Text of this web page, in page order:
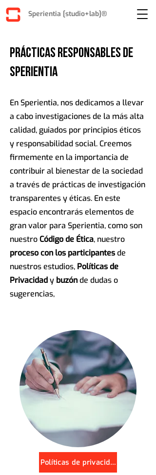
Sperientia [studio+lab]®
prácticas responsables de
sperientia
En Sperientia, nos dedicamos a llevar
a cabo investigaciones de la más alta
calidad, guiados por principios éticos
y responsabilidad social. Creemos
firmemente en la importancia de
contribuir al bienestar de la sociedad
a través de prácticas de investigación
transparentes y éticas. En este
espacio encontrarás elementos de
gran valor para Sperientia, como son
nuestroCódigo de Ética, nuestro
proceso con los participantesde
nuestros estudios, Políticas de
Privacidady buzónde dudas o
sugerencias,
Políticas de privacidad